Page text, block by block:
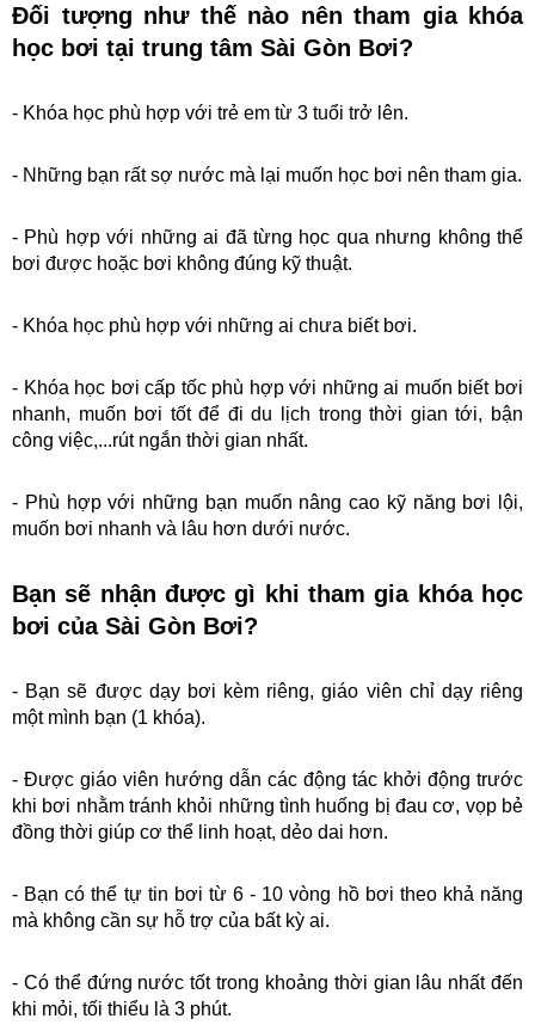
Đối tượng như thế nào nên tham gia khóa
học bơi tại trung tâm Sài Gòn Bơi?
- Khóa học phù hợp với trẻ em từ 3 tuổi trở lên.
- Những bạn rất sợ nước mà lại muốn học bơi nên tham gia.
- Phù hợp với những ai đã từng học qua nhưng không thể
bơi được hoặc bơi không đúng kỹ thuật.
- Khóa học phù hợp với những ai chưa biết bơi.
- Khóa học bơi cấp tốc phù hợp với những ai muốn biết bơi
nhanh, muốn bơi tốt để đi du lịch trong thời gian tới, bận
công việc,...rút ngắn thời gian nhất.
- Phù hợp với những bạn muốn nâng cao kỹ năng bơi lội,
muốn bơi nhanh và lâu hơn dưới nước.
Bạn sẽ nhận được gì khi tham gia khóa học
bơi của Sài Gòn Bơi?
- Bạn sẽ được dạy bơi kèm riêng, giáo viên chỉ dạy riêng
một mình bạn (1 khóa).
- Được giáo viên hướng dẫn các động tác khởi động trước
khi bơi nhằm tránh khỏi những tình huống bị đau cơ, vọp bẻ
đồng thời giúp cơ thể linh hoạt, dẻo dai hơn.
- Bạn có thể tự tin bơi từ 6 - 10 vòng hồ bơi theo khả năng
mà không cần sự hỗ trợ của bất kỳ ai.
- Có thể đứng nước tốt trong khoảng thời gian lâu nhất đến
khi mỏi, tối thiểu là 3 phút.